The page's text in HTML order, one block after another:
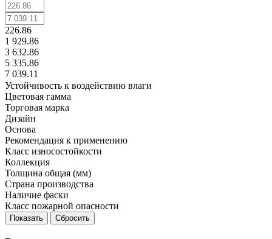
226.86
1 929.86
3 632.86
5 335.86
7 039.11
Устойчивость к воздействию влаги
Цветовая гамма
Торговая марка
Дизайн
Основа
Рекомендация к применению
Класс износостойкости
Коллекция
Толщина общая (мм)
Страна производства
Наличие фаски
Класс пожарной опасности
Сбросить